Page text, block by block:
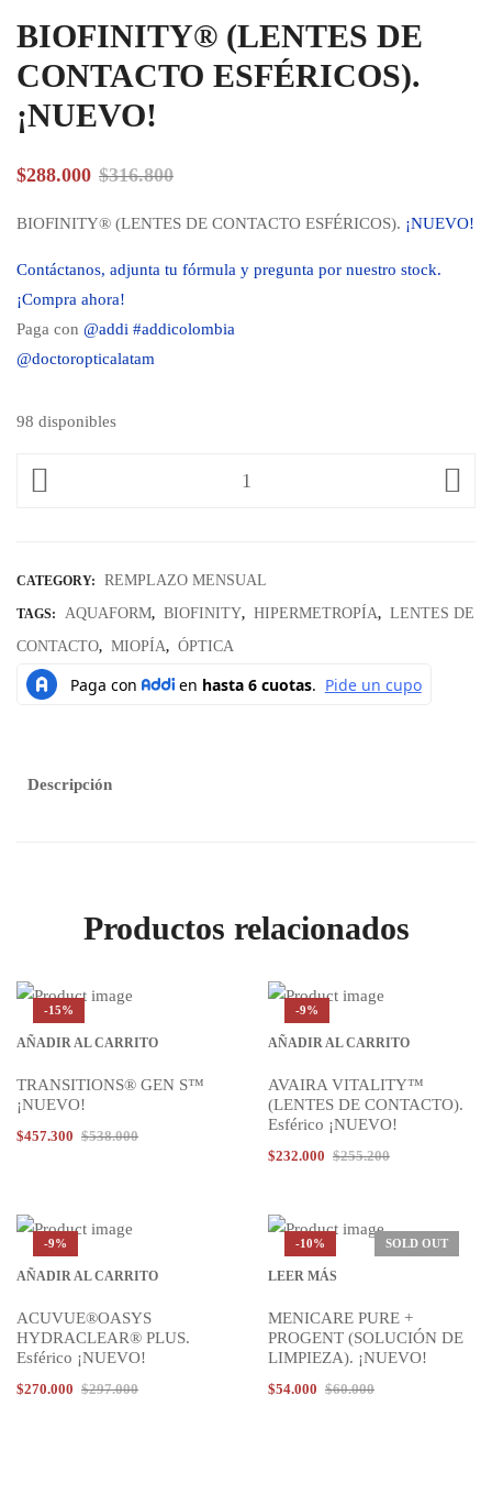
BIOFINITY® (LENTES DE
CONTACTO ESFÉRICOS).
¡NUEVO!
$316.800
$288.000
BIOFINITY® (LENTES DE CONTACTO ESFÉRICOS). ¡NUEVO!
Contáctanos, adjunta tu fórmula y pregunta por nuestro stock.
¡Compra ahora!
Paga con @addi #addicolombia
@doctoropticalatam
98 disponibles
CATEGORY: REMPLAZO MENSUAL
TAGS: AQUAFORM, BIOFINITY, HIPERMETROPÍA, LENTES DE
CONTACTO, MIOPÍA, ÓPTICA
Descripción
Productos relacionados
-15%
AÑADIR AL CARRITO
TRANSITIONS® GEN S™
¡NUEVO!
$538.000
$457.300
-9%
AÑADIR AL CARRITO
AVAIRA VITALITY™
(LENTES DE CONTACTO).
Esférico ¡NUEVO!
$255.200
$232.000
-9%
AÑADIR AL CARRITO
ACUVUE®OASYS
HYDRACLEAR® PLUS.
Esférico ¡NUEVO!
$297.000
$270.000
-10%
LEER MÁS
SOLD OUT
MENICARE PURE +
PROGENT (SOLUCIÓN DE
LIMPIEZA). ¡NUEVO!
$60.000
$54.000